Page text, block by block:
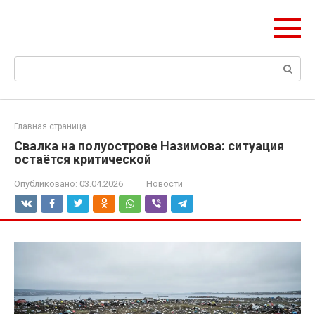
Поиск:
Главная страница
Свалка на полуострове Назимова: ситуация
остаётся критической
Опубликовано: 03.04.2026 Новости